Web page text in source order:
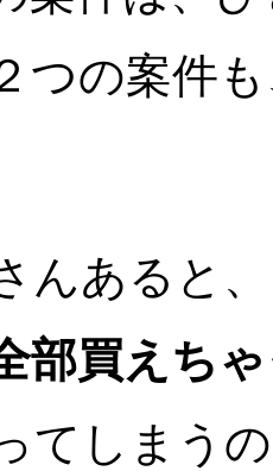
つの案件
んあると、
部買えち
てしまう